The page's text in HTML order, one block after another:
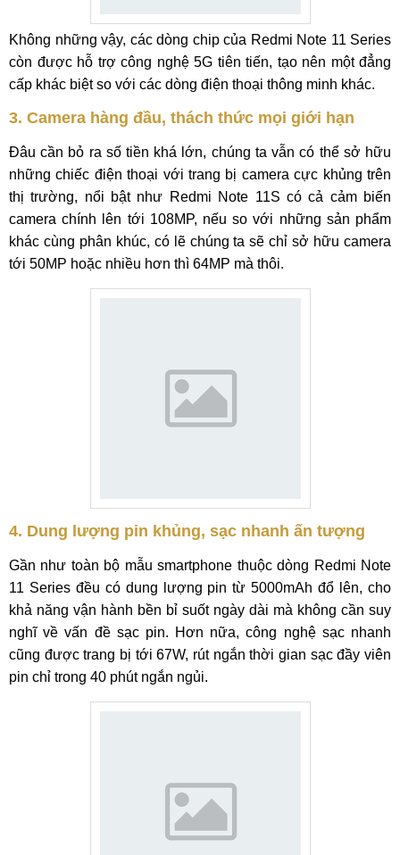
Không những vậy, các dòng chip của Redmi Note 11 Series
còn được hỗ trợ công nghệ 5G tiên tiến, tạo nên một đẳng
cấp khác biệt so với các dòng điện thoại thông minh khác.
3. Camera hàng đầu, thách thức mọi giới hạn
Đâu cần bỏ ra số tiền khá lớn, chúng ta vẫn có thể sở hữu
những chiếc điện thoại với trang bị camera cực khủng trên
thị trường, nổi bật như Redmi Note 11S có cả cảm biến
camera chính lên tới 108MP, nếu so với những sản phẩm
khác cùng phân khúc, có lẽ chúng ta sẽ chỉ sở hữu camera
tới 50MP hoặc nhiều hơn thì 64MP mà thôi.
4. Dung lượng pin khủng, sạc nhanh ấn tượng
Gần như toàn bộ mẫu smartphone thuộc dòng Redmi Note
11 Series đều có dung lượng pin từ 5000mAh đổ lên, cho
khả năng vận hành bền bỉ suốt ngày dài mà không cần suy
nghĩ về vấn đề sạc pin. Hơn nữa, công nghệ sạc nhanh
cũng được trang bị tới 67W, rút ngắn thời gian sạc đầy viên
pin chỉ trong 40 phút ngắn ngủi.